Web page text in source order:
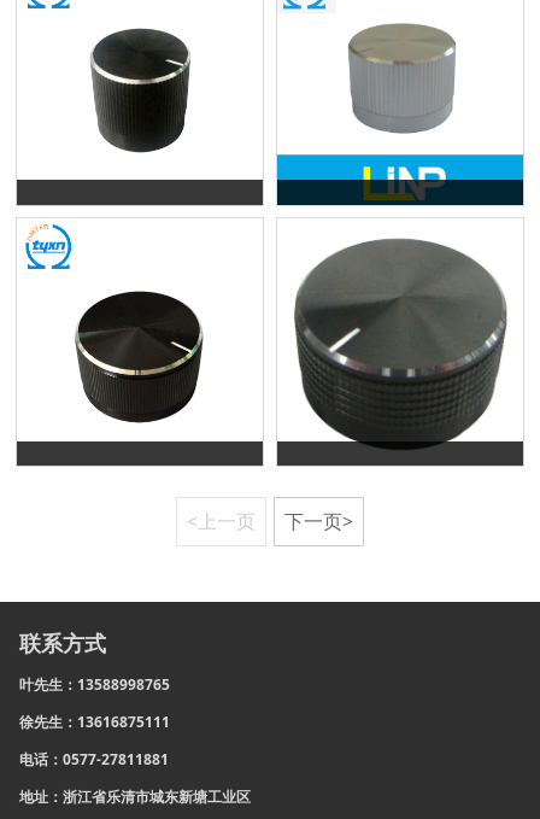
<上一页 下一页>
联系方式
叶先生：13588998765
徐先生：13616875111
电话：0577-27811881
地址：浙江省乐清市城东新塘工业区